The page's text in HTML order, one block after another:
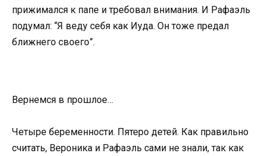
прижимался к папе и требовал внимания. И Рафаэль
подумал: “Я веду себя как Иуда. Он тоже предал
ближнего своего”.
Вернемся в прошлое…
Четыре беременности. Пятеро детей. Как правильно
считать, Вероника и Рафаэль сами не знали, так как